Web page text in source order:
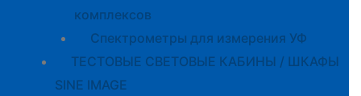
комплексов
Спектрометры для измерения УФ
ТЕСТОВЫЕ СВЕТОВЫЕ КАБИНЫ / ШКАФЫ
SINE IMAGE